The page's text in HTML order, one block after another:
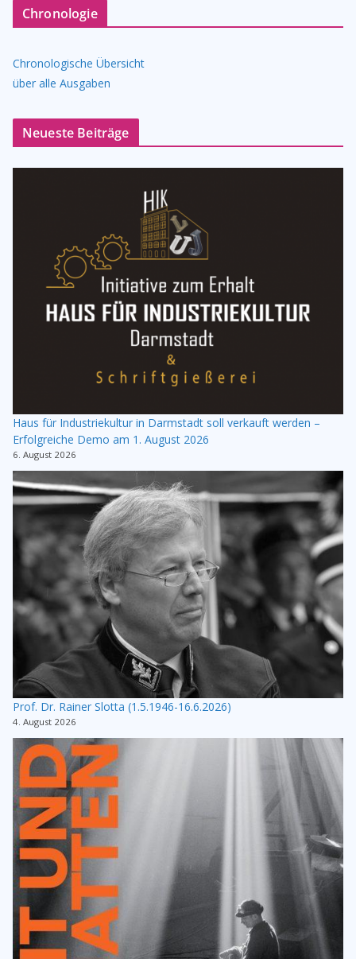
Chronologie
Chronologische Übersicht
über alle Ausgaben
Neueste Beiträge
Haus für Industriekultur in Darmstadt soll verkauft werden –
Erfolgreiche Demo am 1. August 2026
6. August 2026
Prof. Dr. Rainer Slotta (1.5.1946-16.6.2026)
4. August 2026